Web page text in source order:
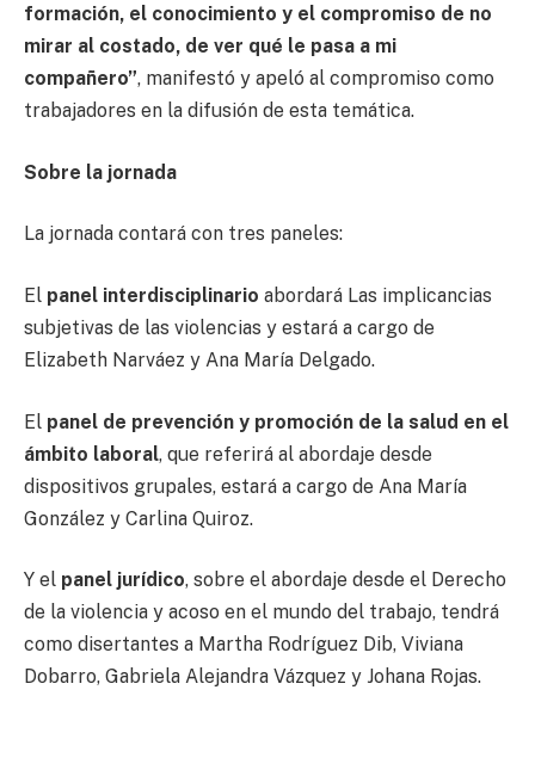
formación, el conocimiento y el compromiso de no
mirar al costado, de ver qué le pasa a mi
compañero”, manifestó y apeló al compromiso como
trabajadores en la difusión de esta temática.
Sobre la jornada
La jornada contará con tres paneles:
El panel interdisciplinario abordará Las implicancias
subjetivas de las violencias y estará a cargo de
Elizabeth Narváez y Ana María Delgado.
El panel de prevención y promoción de la salud en el
ámbito laboral, que referirá al abordaje desde
dispositivos grupales, estará a cargo de Ana María
González y Carlina Quiroz.
Y el panel jurídico, sobre el abordaje desde el Derecho
de la violencia y acoso en el mundo del trabajo, tendrá
como disertantes a Martha Rodríguez Dib, Viviana
Dobarro, Gabriela Alejandra Vázquez y Johana Rojas.